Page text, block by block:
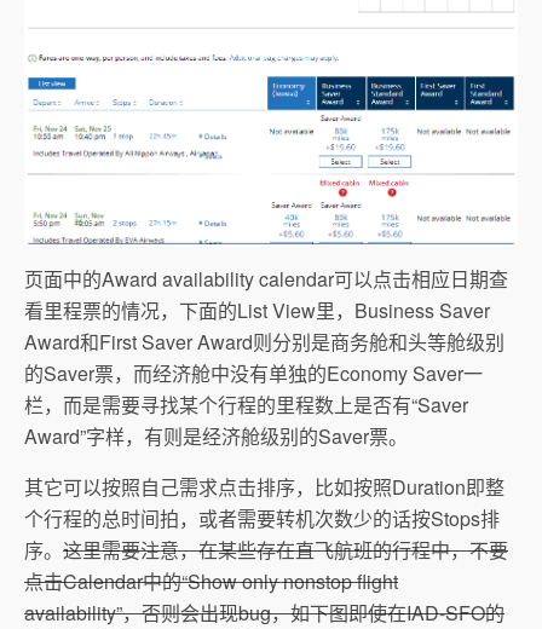
页面中的Award availability calendar可以点击相应日期查
看里程票的情况，下面的List View里，Business Saver
Award和First Saver Award则分别是商务舱和头等舱级别
的Saver票，而经济舱中没有单独的Economy Saver一
栏，而是需要寻找某个行程的里程数上是否有“Saver
Award”字样，有则是经济舱级别的Saver票。
其它可以按照自己需求点击排序，比如按照Duration即整
个行程的总时间拍，或者需要转机次数少的话按Stops排
序。 这里需要注意，在某些存在直飞航班的行程中，不要
点击Calendar中的“Show only nonstop flight
availability”，否则会出现bug，如下图即使在IAD-SFO的